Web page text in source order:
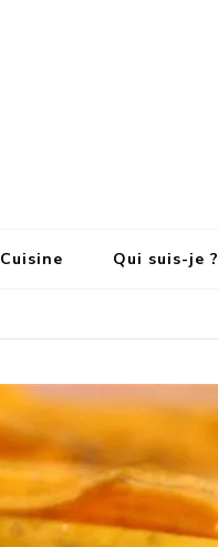
Cuisine Qui suis-je ?